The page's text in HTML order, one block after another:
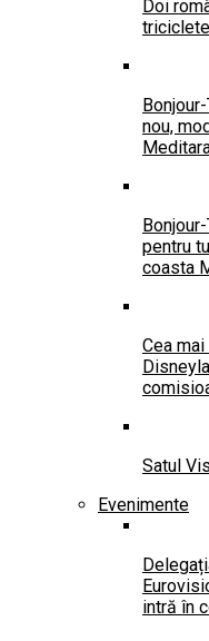
Doi
nou,
pentru
coasta
Cea
Satul
Evenimente
intră în